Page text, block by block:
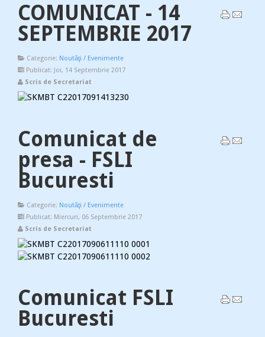
COMUNICAT - 14
SEPTEMBRIE 2017
Categorie: Noutăţi / Evenimente
Publicat: Joi, 14 Septembrie 2017
Scris de Secretariat
Comunicat de
presa - FSLI
Bucuresti
Categorie: Noutăţi / Evenimente
Publicat: Miercuri, 06 Septembrie 2017
Scris de Secretariat
Comunicat FSLI
Bucuresti